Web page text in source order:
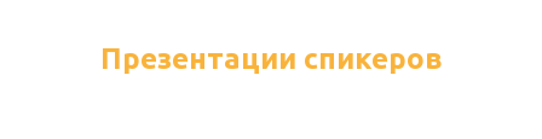
Презентации спикеров